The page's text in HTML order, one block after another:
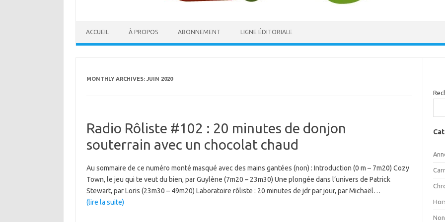
ACCUEIL À PROPOS ABONNEMENT LIGNE ÉDITORIALE
MONTHLY ARCHIVES: JUIN 2020
Radio Rôliste #102 : 20 minutes de donjon
souterrain avec un chocolat chaud
Au sommaire de ce numéro monté masqué avec des mains gantées (non) : Introduction (0 m – 7m20) Cozy
Town, le jeu qui te veut du bien, par Guylène (7m20 – 23m30) Une plongée dans l’univers de Patrick
Stewart, par Loris (23m30 – 49m20) Laboratoire rôliste : 20 minutes de jdr par jour, par Michaël…
(lire la suite)